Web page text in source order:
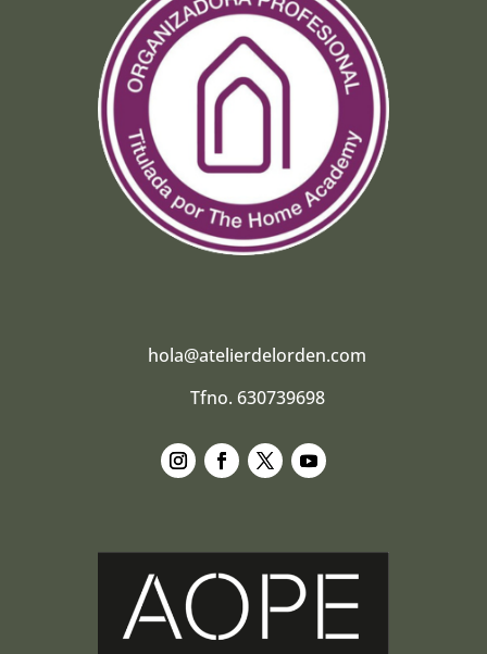
hola@atelierdelorden.com
Tfno. 630739698